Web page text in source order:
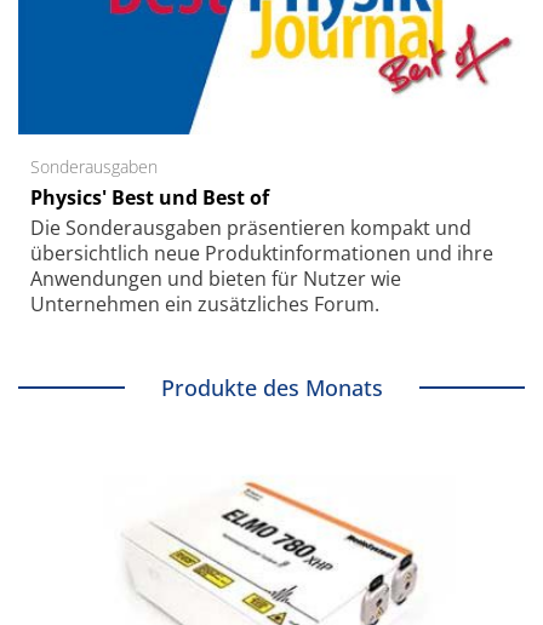
Sonderausgaben
Physics' Best und Best of
Die Sonder­ausgaben präsentieren kompakt und
übersichtlich neue Produkt­informationen und ihre
Anwendungen und bieten für Nutzer wie
Unternehmen ein zusätzliches Forum.
Produkte des Monats